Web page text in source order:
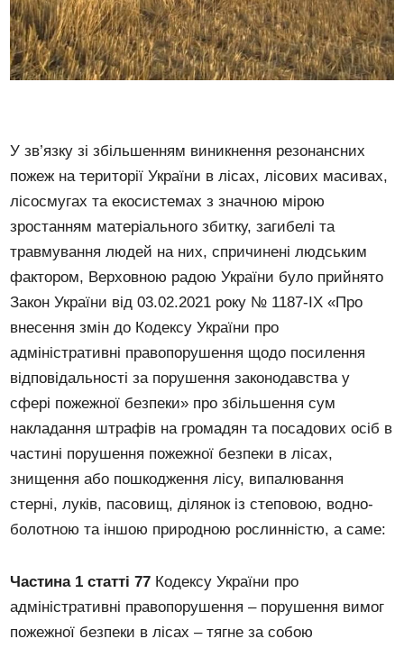
У зв’язку зі збільшенням виникнення резонансних
пожеж на території України в лісах, лісових масивах,
лісосмугах та екосистемах з значною мірою
зростанням матеріального збитку, загибелі та
травмування людей на них, спричинені людським
фактором, Верховною радою України було прийнято
Закон України від 03.02.2021 року № 1187-IX «Про
внесення змін до Кодексу України про
адміністративні правопорушення щодо посилення
відповідальності за порушення законодавства у
сфері пожежної безпеки» про збільшення сум
накладання штрафів на громадян та посадових осіб в
частині порушення пожежної безпеки в лісах,
знищення або пошкодження лісу, випалювання
стерні, луків, пасовищ, ділянок із степовою, водно-
болотною та іншою природною рослинністю, а саме:
Частина 1 статті 77 Кодексу України про
адміністративні правопорушення – порушення вимог
пожежної безпеки в лісах – тягне за собою